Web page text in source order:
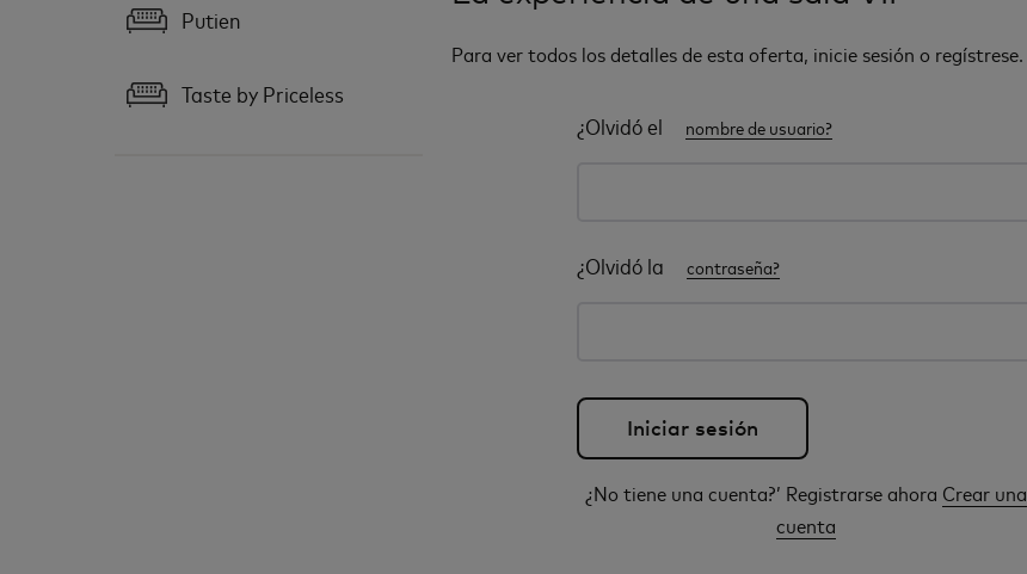
Putien
Taste by Priceless
Para ver todos los detalles de esta oferta, inicie sesión o regístrese.
¿Olvidó el nombre de usuario?
¿Olvidó la contraseña?
¿No tiene una cuenta?’ Registrarse ahora Crear una
cuenta